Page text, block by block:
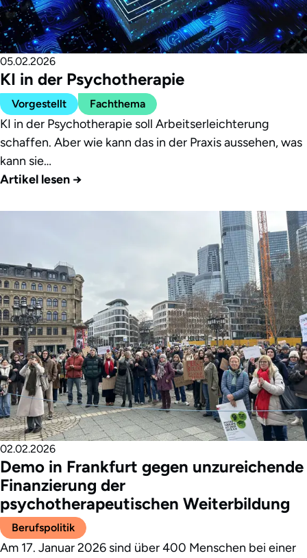
KI in der Psychotherapie
05.02.2026
Vorgestellt Fachthema
KI in der Psychotherapie soll Arbeitserleichterung
schaffen. Aber wie kann das in der Praxis aussehen, was
kann sie…
Artikel lesen →
Demo in Frankfurt gegen unzureichende
Finanzierung der
psychotherapeutischen Weiterbildung
02.02.2026
Berufspolitik
Am 17. Januar 2026 sind über 400 Menschen bei einer